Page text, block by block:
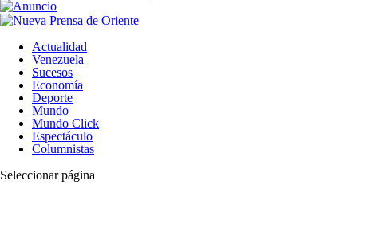
Actualidad
Venezuela
Sucesos
Economía
Deporte
Mundo
Mundo Click
Espectáculo
Columnistas
Seleccionar página